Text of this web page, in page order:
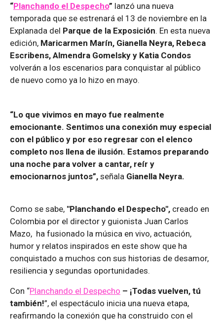
“Planchando el Despecho” lanzó una nueva
temporada que se estrenará el 13 de noviembre en la
Explanada del Parque de la Exposición. En esta nueva
edición, Maricarmen Marín, Gianella Neyra, Rebeca
Escribens, Almendra Gomelsky y Katia Condos
volverán a los escenarios para conquistar al público
de nuevo como ya lo hizo en mayo.
“Lo que vivimos en mayo fue realmente
emocionante. Sentimos una conexión muy especial
con el público y por eso regresar con el elenco
completo nos llena de ilusión. Estamos preparando
una noche para volver a cantar, reír y
emocionarnos juntos”, señala Gianella Neyra.
Como se sabe, "Planchando el Despecho", creado en
Colombia por el director y guionista Juan Carlos
Mazo, ha fusionado la música en vivo, actuación,
humor y relatos inspirados en este show que ha
conquistado a muchos con sus historias de desamor,
resiliencia y segundas oportunidades.
Con “Planchando el Despecho – ¡Todas vuelven, tú
también!”, el espectáculo inicia una nueva etapa,
reafirmando la conexión que ha construido con el